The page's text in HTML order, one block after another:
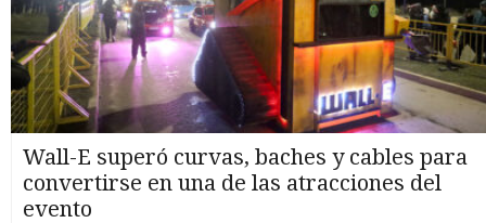
Wall-E superó curvas, baches y cables para
convertirse en una de las atracciones del
evento